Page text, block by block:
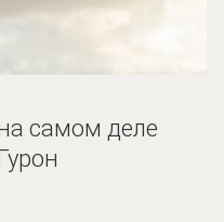
самом деле